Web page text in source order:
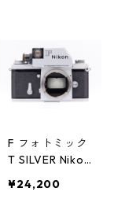
F フォトミック
T SILVER Nikon
¥24,200